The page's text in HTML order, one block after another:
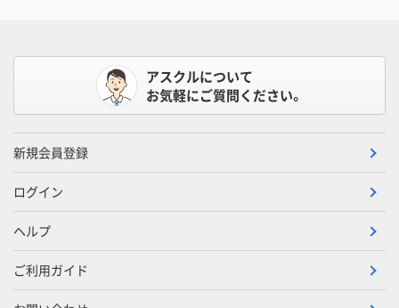
アスクルについて
お気軽にご質問ください。
新規会員登録
ログイン
ヘルプ
ご利用ガイド